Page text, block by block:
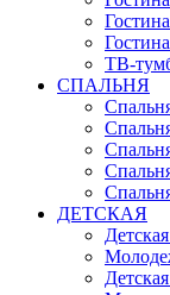
ТВ-
СПАЛЬНЯ
ДЕТСКАЯ